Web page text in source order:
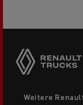
buttons
menu
Weitere